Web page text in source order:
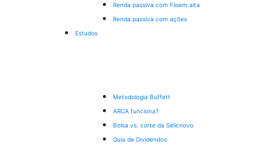
Renda passiva com Fiisem alta
Renda passiva com ações
Estudos
Metodologia Buffett
ARCA funciona?
Bolsa vs. corte da Selicnovo
Guia de Dividendos